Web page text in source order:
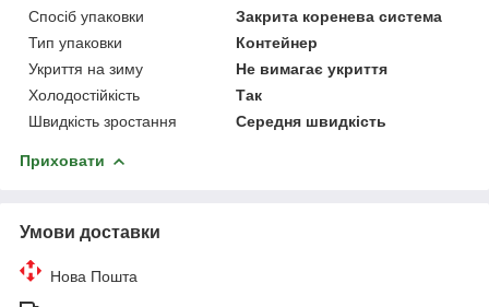
Спосіб упаковки
Закрита коренева система
Тип упаковки
Контейнер
Укриття на зиму
Не вимагає укриття
Холодостійкість
Так
Швидкість зростання
Середня швидкість
Приховати
Умови доставки
Нова Пошта